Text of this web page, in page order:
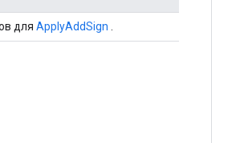
для ApplyAddSign